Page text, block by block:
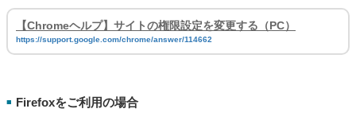
【Chromeヘルプ】サイトの権限設定を変更する（PC）
https://support.google.com/chrome/answer/114662
■ Firefoxをご利用の場合